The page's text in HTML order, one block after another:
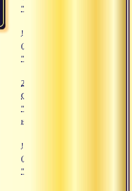
"28.08.2019 Сатсанг "Шива и
![23.07.2019 Сатсанг
(https://www.advayta.org/upload/
"23.07.2019 Сатсанг
23.07.2019
Сатсанг
"Созерцательное
недеяние"
![13.12.2019 Сатсанг "Процесс
(https://www.advayta.org/upload/
"13.12.2019 Сатсанг "Процесс